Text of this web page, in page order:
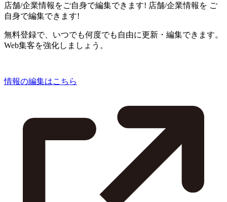
店舗/企業情報をご自身で編集できます! 店舗/企業情報を ご
自身で編集できます!
無料登録で、いつでも何度でも自由に更新・編集できます。
Web集客を強化しましょう。
情報の編集はこちら